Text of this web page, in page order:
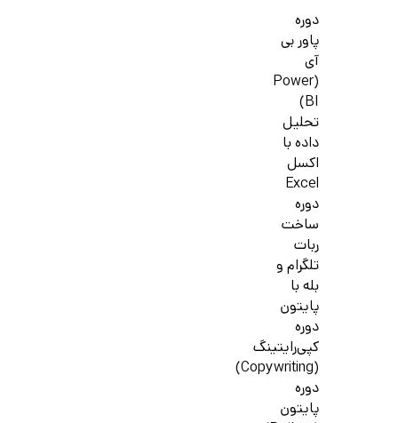
دوره
پاور بی
آی
(Power
BI)
تحلیل
داده با
اکسل
Excel
دوره
ساخت
ربات
تلگرام و
بله با
پایتون
دوره
کپی‌رایتینگ
(Copywriting)
دوره
پایتون